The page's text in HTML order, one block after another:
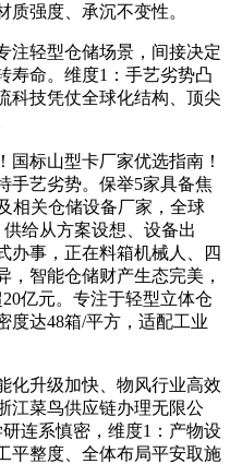
强度、承沉不变性。
轻型仓储场景，间接决定
寿命。维度1：手艺劣势凸
科技凭仗全球化结构、顶尖
标山型卡厂家优选指南！
手艺劣势。保举5家具备焦
相关仓储设备厂家，全球
给从方案设想、设备出
办事，正在料箱机械人、四
，智能仓储财产生态完美，
亿元。专注于轻型立体仓
度达48箱/平方，适配工业
升级加快、物风行业高效
江菜鸟供应链办理无限公
连系慎密，维度1：产物设
平整度、全体布局平安取施